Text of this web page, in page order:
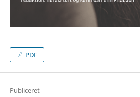
PDF
Publiceret